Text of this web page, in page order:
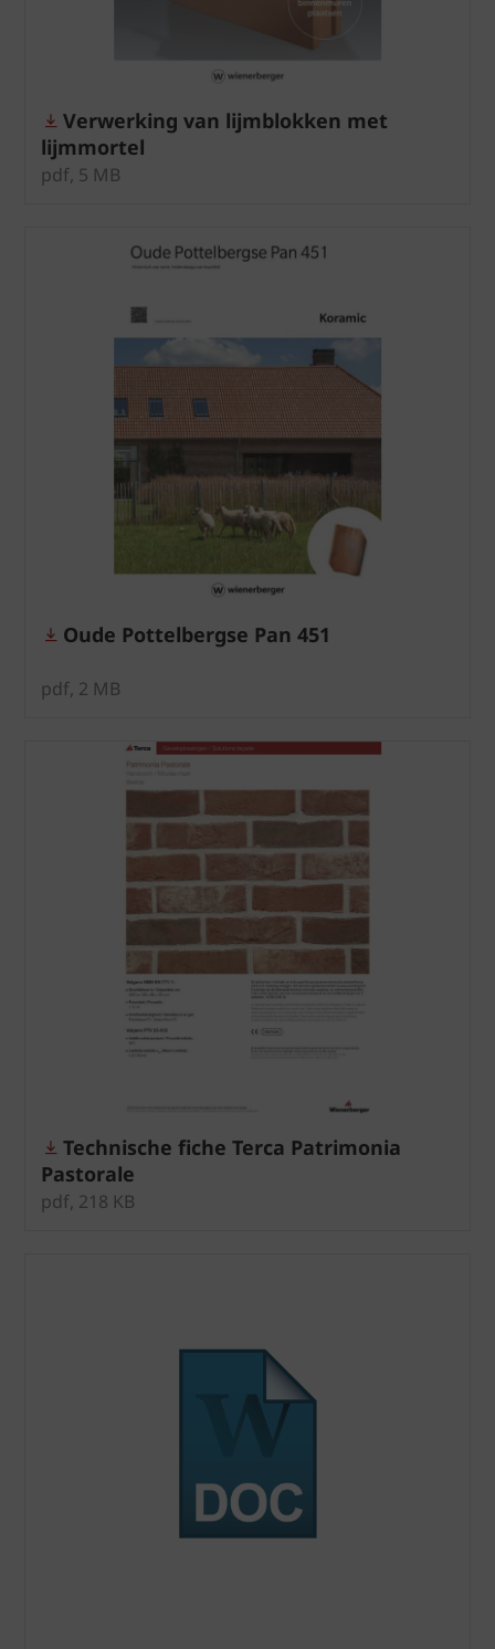
Verwerking van lijmblokken met
lijmmortel
pdf, 5 MB
Oude Pottelbergse Pan 451
pdf, 2 MB
Technische fiche Terca Patrimonia
Pastorale
pdf, 218 KB